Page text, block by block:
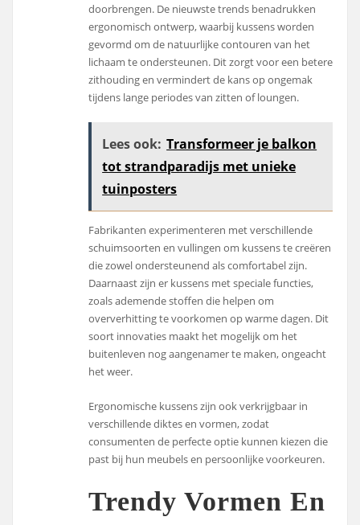
doorbrengen. De nieuwste trends benadrukken
ergonomisch ontwerp, waarbij kussens worden
gevormd om de natuurlijke contouren van het
lichaam te ondersteunen. Dit zorgt voor een betere
zithouding en vermindert de kans op ongemak
tijdens lange periodes van zitten of loungen.
Lees ook: Transformeer je balkon
tot strandparadijs met unieke
tuinposters
Fabrikanten experimenteren met verschillende
schuimsoorten en vullingen om kussens te creëren
die zowel ondersteunend als comfortabel zijn.
Daarnaast zijn er kussens met speciale functies,
zoals ademende stoffen die helpen om
oververhitting te voorkomen op warme dagen. Dit
soort innovaties maakt het mogelijk om het
buitenleven nog aangenamer te maken, ongeacht
het weer.
Ergonomische kussens zijn ook verkrijgbaar in
verschillende diktes en vormen, zodat
consumenten de perfecte optie kunnen kiezen die
past bij hun meubels en persoonlijke voorkeuren.
Trendy Vormen En